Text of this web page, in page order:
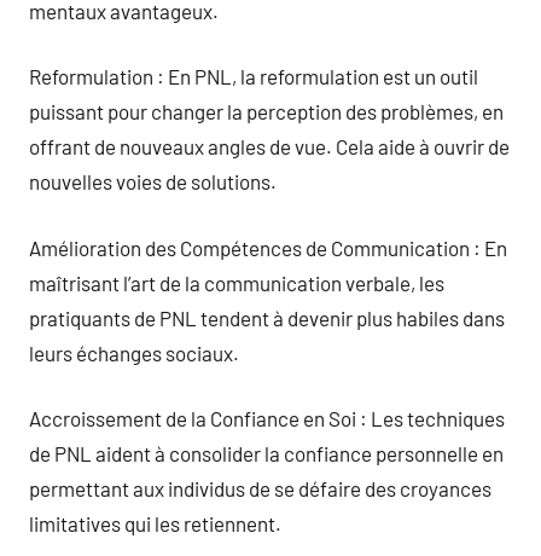
mentaux avantageux.
Reformulation : En PNL, la reformulation est un outil
puissant pour changer la perception des problèmes, en
offrant de nouveaux angles de vue. Cela aide à ouvrir de
nouvelles voies de solutions.
Amélioration des Compétences de Communication : En
maîtrisant l’art de la communication verbale, les
pratiquants de PNL tendent à devenir plus habiles dans
leurs échanges sociaux.
Accroissement de la Confiance en Soi : Les techniques
de PNL aident à consolider la confiance personnelle en
permettant aux individus de se défaire des croyances
limitatives qui les retiennent.